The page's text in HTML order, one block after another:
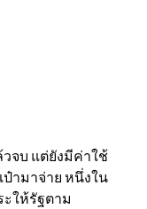
จบ แต่ยังมีค่าใช้
ป๋ามาจ่าย หนึ่งใน
ให้รัฐตาม